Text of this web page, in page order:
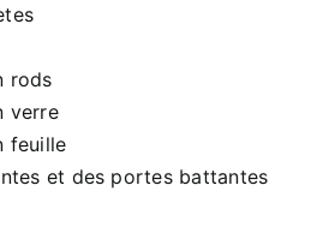
rods
verre
feuille
et des portes battantes